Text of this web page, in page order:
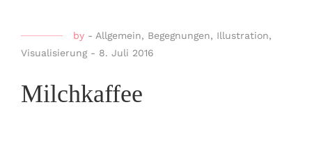
by - Allgemein, Begegnungen, Illustration,
Visualisierung- 8. Juli 2016
Milchkaffee